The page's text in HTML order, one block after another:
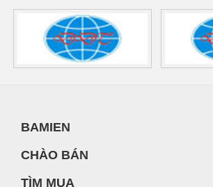
BAMIEN
CHÀO BÁN
TÌM MUA